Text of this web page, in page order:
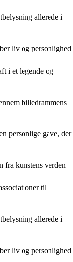
allerede i
liv og personlighed
i et legende og
billedrammens
personlige gave, der
fra kunstens verden
til
allerede i
liv og personlighed